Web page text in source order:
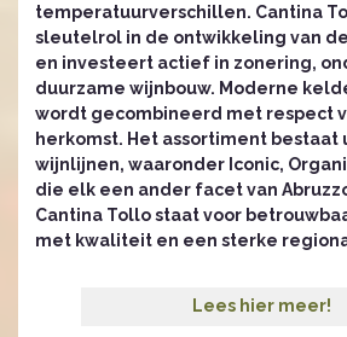
temperatuurverschillen. Cantina
sleutelrol in de ontwikkeling van de
en investeert actief in zonering,
duurzame wijnbouw. Moderne
wordt gecombineerd met respect
herkomst. Het assortiment
wijnlijnen, waaronder Iconic,
die elk een ander facet van
Cantina Tollo staat voor
met kwaliteit en een sterke
Lees hier meer!